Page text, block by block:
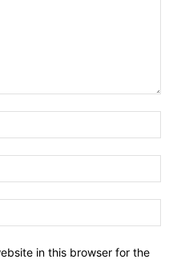
in this browser for the